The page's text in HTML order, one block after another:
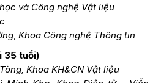
và Công nghệ Vật liệu
, Khoa Công nghệ Thông tin
35 tuổi)
Khoa KH&CN Vật liệu